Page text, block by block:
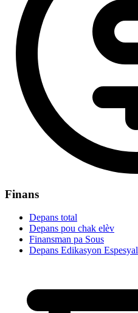
Finans
Depans total
Depans pou chak elèv
Finansman pa Sous
Depans Edikasyon Espesyal